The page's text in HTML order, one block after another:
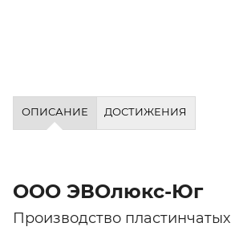
ОПИСАНИЕ ДОСТИЖЕНИЯ
ООО ЭВОлюкс-Юг
Производство пластинчатых